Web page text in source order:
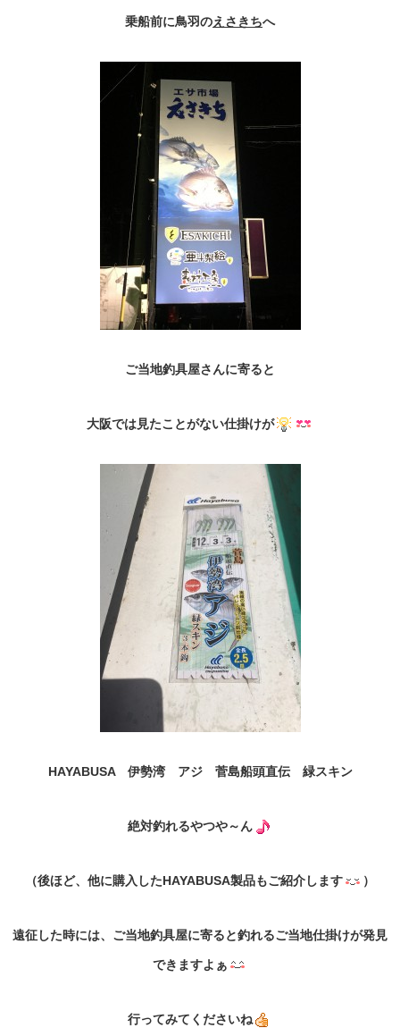
乗船前に鳥羽のえさきちへ
ご当地釣具屋さんに寄ると
大阪では見たことがない仕掛けが
HAYABUSA 伊勢湾 アジ 菅島船頭直伝 緑スキン
絶対釣れるやつや～ん
（後ほど、他に購入したHAYABUSA製品もご紹介します ）
遠征した時には、ご当地釣具屋に寄ると釣れるご当地仕掛けが発見
できますよぁ
行ってみてくださいね